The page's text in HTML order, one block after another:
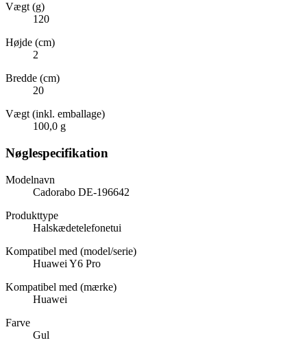
Vægt (g)
120
Højde (cm)
2
Bredde (cm)
20
Vægt (inkl. emballage)
100,0 g
Nøglespecifikation
Modelnavn
Cadorabo DE-196642
Produkttype
Halskædetelefonetui
Kompatibel med (model/serie)
Huawei Y6 Pro
Kompatibel med (mærke)
Huawei
Farve
Gul